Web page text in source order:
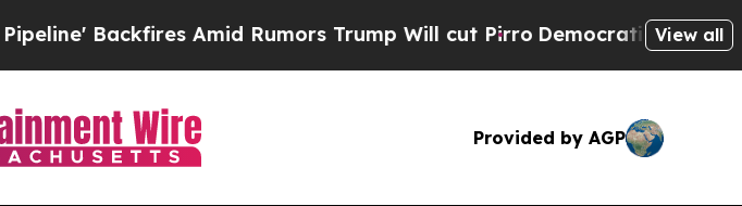
Amid Rumors Trump Will cut Pirro Democratic Socialists ofView all
Provided by AGP